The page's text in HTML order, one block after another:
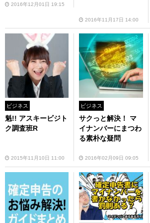
2016年12月01日 19:15
2016年11月17日 14:00
ビジネス
魁!! アスキービジト
ク調査班R
2015年11月10日 11:00
ビジネス
サクっと解決！ マ
イナンバーにまつわ
る素朴な疑問
2016年02月09日 09:05